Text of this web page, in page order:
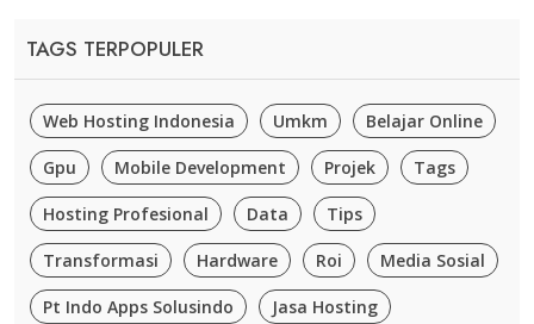
TAGS TERPOPULER
Web Hosting Indonesia Umkm Belajar Online
Gpu Mobile Development Projek Tags
Hosting Profesional Data Tips
Transformasi Hardware Roi Media Sosial
Pt Indo Apps Solusindo Jasa Hosting